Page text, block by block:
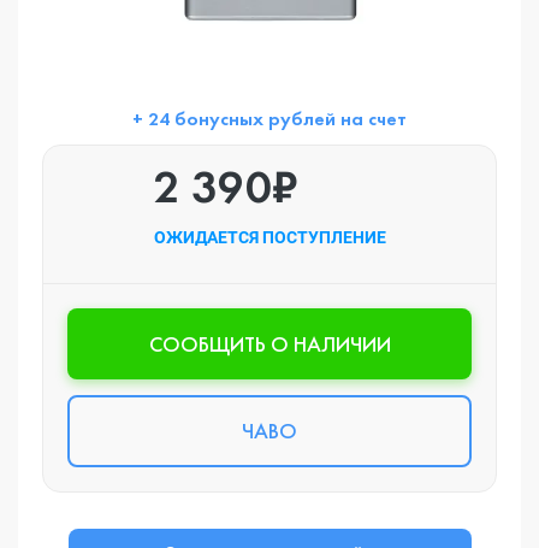
+ 24 бонусных рублей на счет
2 390₽
ОЖИДАЕТСЯ ПОСТУПЛЕНИЕ
CООБЩИТЬ О НАЛИЧИИ
ЧАВО